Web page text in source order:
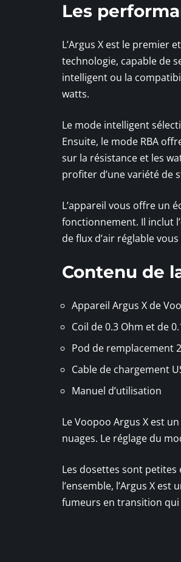
Les
L’Argus X est le premier
technologie, capable de
intelligent ou la
watts.
Le mode intelligent
Ensuite, le mode RBA
sur la résistance et les
profiter d’une variété de
L’appareil vous offre un
fonctionnement. Il inclut
de flux d’air réglable
Contenu de
Appareil Argus X de
Coil de 0.3 Ohm et de
Pod de remplacement
Cable de chargement
Manuel d’utilisation
Le Voopoo Argus X est
nuages. Le réglage du
Les dosettes sont
l’ensemble, l’Argus X
fumeurs en transition